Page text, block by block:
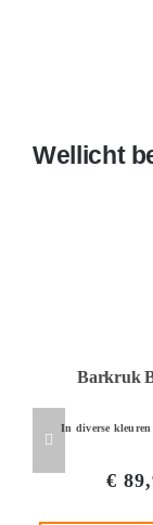
Wellicht
Barkruk
In diverse
€